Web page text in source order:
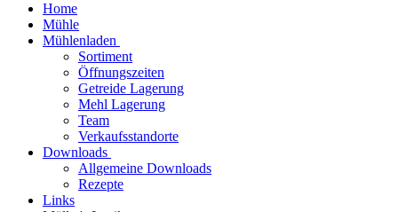
Home
Mühle
Mühlenladen
Sortiment
Öffnungszeiten
Getreide Lagerung
Mehl Lagerung
Team
Verkaufsstandorte
Downloads
Allgemeine Downloads
Rezepte
Links